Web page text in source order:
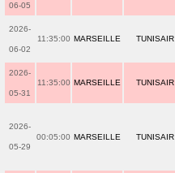
06-05
2026-
06-02
11:35:00 MARSEILLE TUNISAIR
2026-
05-31
11:35:00 MARSEILLE TUNISAIR
2026-
05-29
00:05:00 MARSEILLE TUNISAIR